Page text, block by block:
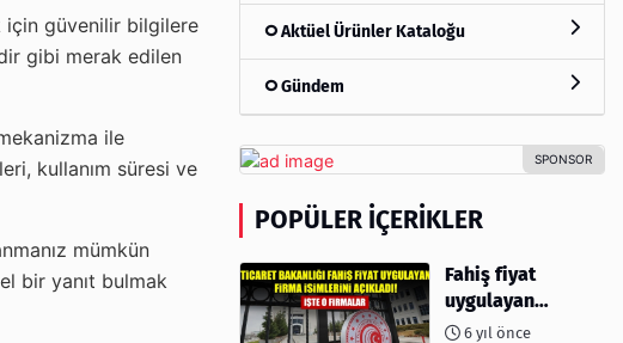
için güvenilir bilgilere
gibi merak edilen
ile
kullanım süresi ve
mümkün
bir yanıt bulmak
Aktüel Ürünler Kataloğu
Gündem
POPÜLER İÇERIKLER
Fahiş fiyat
uygulayan
firmalar açıklandı
6 yıl önce